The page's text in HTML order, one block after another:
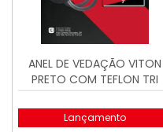
ANEL DE VEDAÇÃO VITON
PRETO COM TEFLON TRI
CLAMP 2"
Lançamento